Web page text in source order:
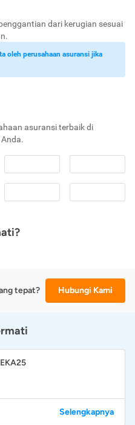
dari kerugian sesuai
oleh perusahaan asuransi jika
asuransi terbaik di
tepat? Hubungi Kami
Selengkapnya